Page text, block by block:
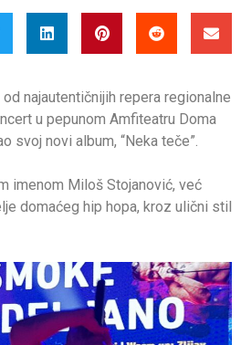
od najautentičnijih repera regionalne
u pepunom Amfiteatru Doma
svoj novi album, “Neka teče”.
imenom Miloš Stojanović, već
domaćeg hip hopa, kroz ulični stil